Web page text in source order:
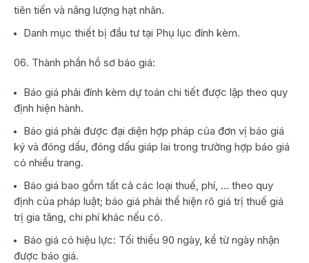
tiên tiến và năng lượng hạt nhân.
Danh mục thiết bị đầu tư tại Phụ lục đính kèm.
Thành phần hồ sơ báo giá:
Báo giá phải đính kèm dự toán chi tiết được lập theo quy
định hiện hành.
Báo giá phải được đại diện hợp pháp của đơn vị báo giá
ký và đóng dấu, đóng dấu giáp lai trong trường hợp báo giá
có nhiều trang.
Báo giá bao gồm tất cả các loại thuế, phí, … theo quy
định của pháp luật; báo giá phải thể hiện rõ giá trị thuế giá
trị gia tăng, chi phí khác nếu có.
Báo giá có hiệu lực: Tối thiểu 90 ngày, kể từ ngày nhận
được báo giá.